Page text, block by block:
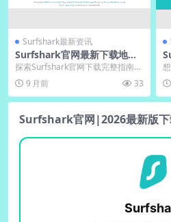
Surfshark最新资讯
Surfshark官网最新下载地
址：中文版电脑版免翻墙直链
探索Surfshark官网下载完整指南，
详解电脑版程序最新功能与中文界
面优化设计...
9 月前 33
Surfshark官网|2026最新版